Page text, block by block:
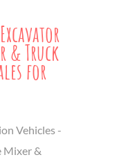
& Truck
for
Vehicles -
Mixer &